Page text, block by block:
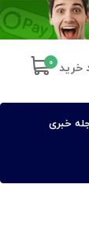
۰ خرید
خبری